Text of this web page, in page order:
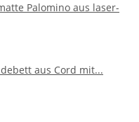
Palomino aus laser-